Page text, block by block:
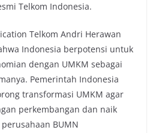
Telkom Indonesia.
Telkom Andri Herawan
Indonesia berpotensi untuk
dengan UMKM sebagai
Pemerintah Indonesia
transformasi UMKM agar
perkembangan dan naik
perusahaan BUMN